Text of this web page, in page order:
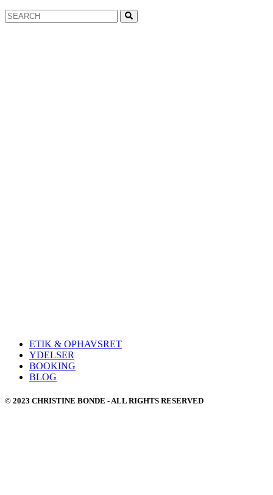
Search
for:
ETIK & OPHAVSRET
YDELSER
BOOKING
BLOG
© 2023 CHRISTINE BONDE - ALL RIGHTS RESERVED